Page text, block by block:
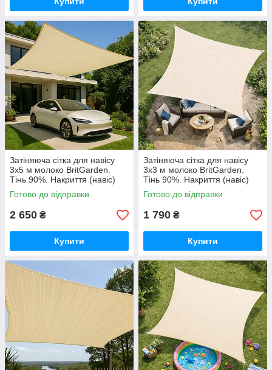
Затіняюча сітка для навісу
3х5 м молоко BritGarden.
Тінь 90%. Накриття (навіс)
для альтанки, тент натяжний
GoodPlace
Готово до відправки
2 650 ₴
Купити
Затіняюча сітка для навісу
3х3 м молоко BritGarden.
Тінь 90%. Накриття (навіс)
для альтанки, тент натяжний
GoodPlace
Готово до відправки
1 790 ₴
Купити